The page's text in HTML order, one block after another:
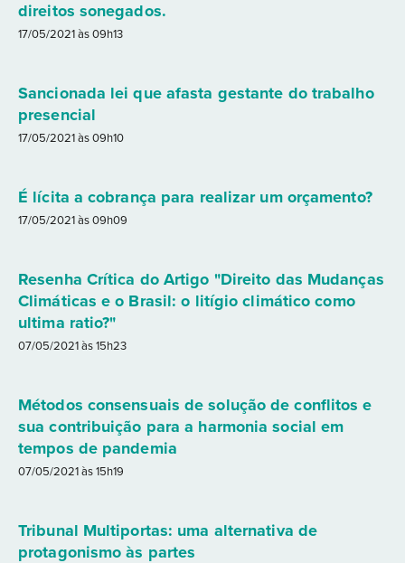
direitos sonegados.
17/05/2021 às 09h13
Sancionada lei que afasta gestante do trabalho
presencial
17/05/2021 às 09h10
É lícita a cobrança para realizar um orçamento?
17/05/2021 às 09h09
Resenha Crítica do Artigo "Direito das Mudanças
Climáticas e o Brasil: o litígio climático como
ultima ratio?"
07/05/2021 às 15h23
Métodos consensuais de solução de conflitos e
sua contribuição para a harmonia social em
tempos de pandemia
07/05/2021 às 15h19
Tribunal Multiportas: uma alternativa de
protagonismo às partes